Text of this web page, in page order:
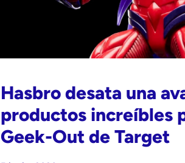
Hasbro desata una
productos increíbles
Geek-Out de Target